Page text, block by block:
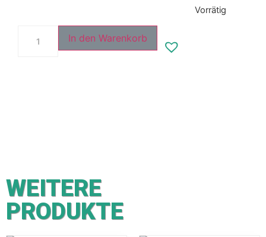
Vorrätig
In den Warenkorb
WEITERE
PRODUKTE